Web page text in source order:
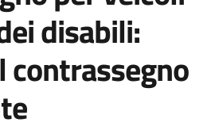
disabili:
contrassegno